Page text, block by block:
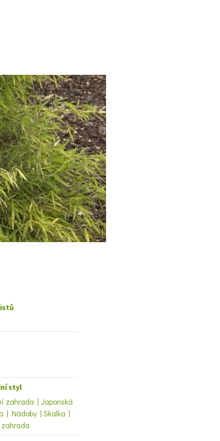
TESTY
styl
zahrada | Japonská
| Nádoby | Skalka |